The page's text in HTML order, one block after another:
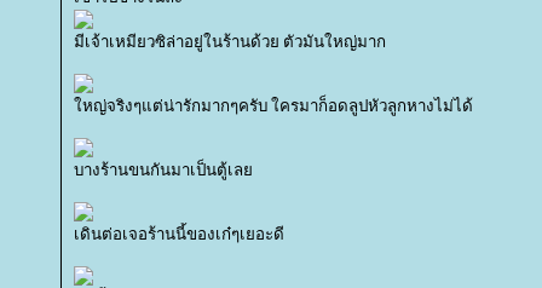
มีเจ้าเหมียวซิล่าอยู่ในร้านด้วย ตัวมันใหญ่มาก
หญ่จริงๆแต่น่ารักมากๆครับ ใครมาก็อดลูปหัวลูกหางไม่ได้
บางร้านขนกันมาเป็นตู้เล
เดินต่อเจอร้านนี้ของเก๋ๆเยอะดี